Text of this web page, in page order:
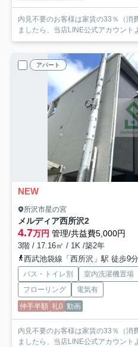
内見不要のお客様は家賃の33％（消費税込）！ 契約希
ましたら、当店LINE公式アカウント
アパート
NEW
所沢市星の宮
メルディア西所沢2
4.7万円 管理/共益費5,000円
3階 / 17.16㎡ / 1K /築2年
西武池袋線「西所沢」駅 徒歩9分
バス・トイレ別 室内洗濯機置場
フローリング
電気有
仲手半額 礼0 動画
内見不要のお客様は家賃の33％（消費税込）！ 契約希
ましたら、当店LINE公式アカウント